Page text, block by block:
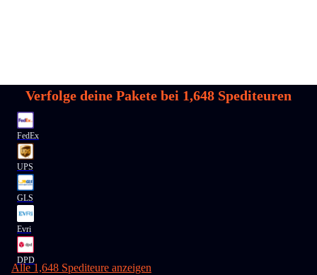
Verfolge deine Pakete bei 1,648 Spediteuren
FedEx
UPS
GLS
Evri
DPD
Alle 1,648 Spediteure anzeigen